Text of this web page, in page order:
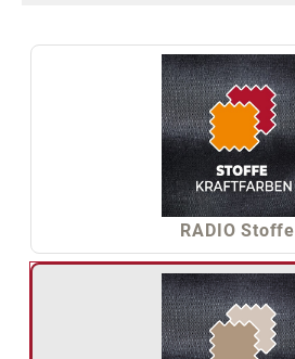
RADIO Stoffe